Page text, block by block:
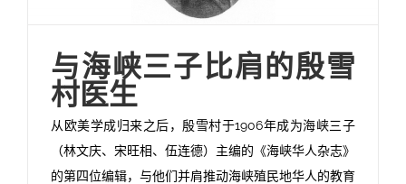
与海峡三子比肩的殷雪
村医生
从欧美学成归来之后，殷雪村于1906年成为海峡三子
（林文庆、宋旺相、伍连德）主编的《海峡华人杂志》
的第四位编辑，与他们并肩推动海峡殖民地华人的教育